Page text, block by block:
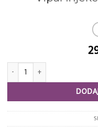
Vipal injekcije 200mm 30/1